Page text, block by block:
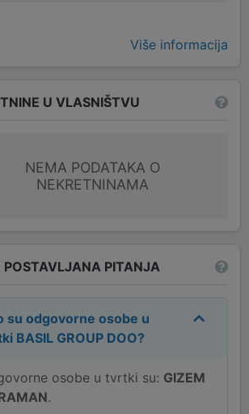
Više informacija
U VLASNIŠTVU
NEMA PODATAKA O
NEKRETNINAMA
POSTAVLJANA PITANJA
su odgovorne osobe u
BASIL GROUP DOO?
osobe u tvrtki su: GIZEM
.